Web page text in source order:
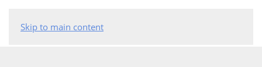
Skip to main content